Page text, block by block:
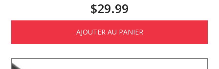
$29.99
AJOUTER AU PANIER